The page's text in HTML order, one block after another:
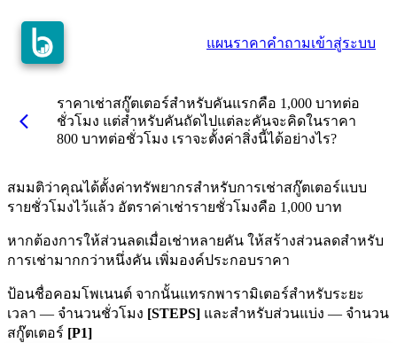
แผนราคาคำถามเข้าสู่ระบบ
arrow_back_ios
ราคาเช่าสกู๊ตเตอร์สำหรับคันแรกคือ 1,000 บาทต่อ
ชั่วโมง แต่สำหรับคันถัดไปแต่ละคันจะคิดในราคา
800 บาทต่อชั่วโมง เราจะตั้งค่าสิ่งนี้ได้อย่างไร?
สมมติว่าคุณได้ตั้งค่าทรัพยากรสำหรับการเช่าสกู๊ตเตอร์แบบ
รายชั่วโมงไว้แล้ว อัตราค่าเช่ารายชั่วโมงคือ 1,000 บาท
หากต้องการให้ส่วนลดเมื่อเช่าหลายคัน ให้สร้างส่วนลดสำหรับ
การเช่ามากกว่าหนึ่งคัน เพิ่มองค์ประกอบราคา
ป้อนชื่อคอมโพเนนต์ จากนั้นแทรกพารามิเตอร์สำหรับระยะ
เวลา — จำนวนชั่วโมง [STEPS] และสำหรับส่วนแบ่ง — จำนวน
สกู๊ตเตอร์ [P1]